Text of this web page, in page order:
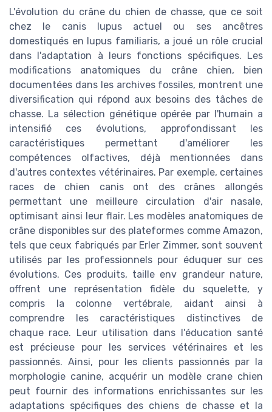
L'évolution du crâne du chien de chasse, que ce soit
chez le canis lupus actuel ou ses ancêtres
domestiqués en lupus familiaris, a joué un rôle crucial
dans l'adaptation à leurs fonctions spécifiques. Les
modifications anatomiques du crâne chien, bien
documentées dans les archives fossiles, montrent une
diversification qui répond aux besoins des tâches de
chasse. La sélection génétique opérée par l'humain a
intensifié ces évolutions, approfondissant les
caractéristiques permettant d'améliorer les
compétences olfactives, déjà mentionnées dans
d'autres contextes vétérinaires. Par exemple, certaines
races de chien canis ont des crânes allongés
permettant une meilleure circulation d'air nasale,
optimisant ainsi leur flair. Les modèles anatomiques de
crâne disponibles sur des plateformes comme Amazon,
tels que ceux fabriqués par Erler Zimmer, sont souvent
utilisés par les professionnels pour éduquer sur ces
évolutions. Ces produits, taille env grandeur nature,
offrent une représentation fidèle du squelette, y
compris la colonne vertébrale, aidant ainsi à
comprendre les caractéristiques distinctives de
chaque race. Leur utilisation dans l'éducation santé
est précieuse pour les services vétérinaires et les
passionnés. Ainsi, pour les clients passionnés par la
morphologie canine, acquérir un modèle crane chien
peut fournir des informations enrichissantes sur les
adaptations spécifiques des chiens de chasse et la